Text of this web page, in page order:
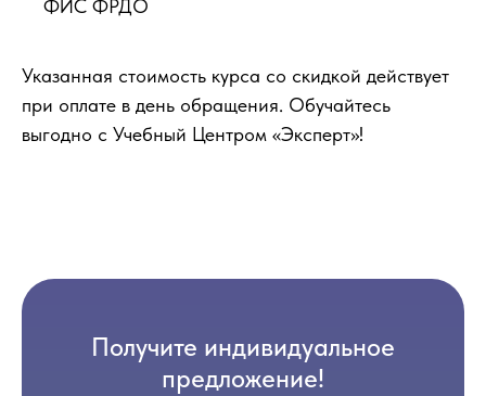
ФИС ФРДО
Указанная стоимость курса со скидкой действует
при оплате в день обращения. Обучайтесь
выгодно с Учебный Центром «Эксперт»!
Получите индивидуальное
предложение!